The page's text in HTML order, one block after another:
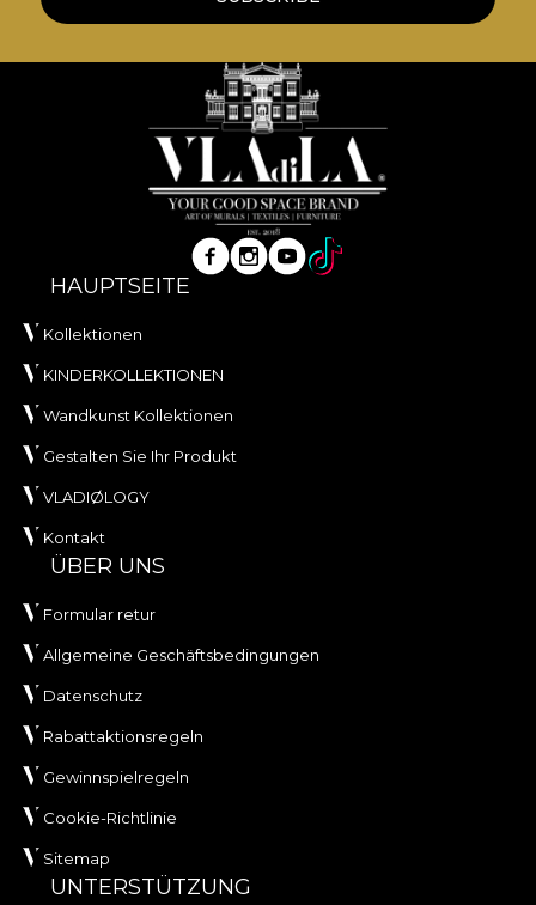
HAUPTSEITE
Kollektionen
KINDERKOLLEKTIONEN
Wandkunst Kollektionen
Gestalten Sie Ihr Produkt
VLADIØLOGY
Kontakt
ÜBER UNS
Formular retur
Allgemeine Geschäftsbedingungen
Datenschutz
Rabattaktionsregeln
Gewinnspielregeln
Cookie-Richtlinie
Sitemap
UNTERSTÜTZUNG